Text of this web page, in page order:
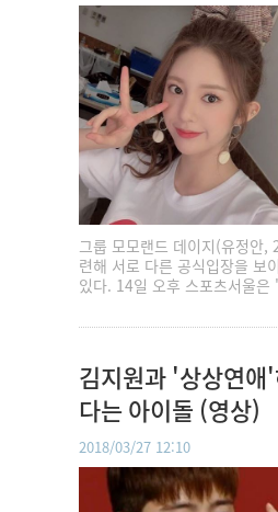
그룹 모모랜드 데이지(유정안
련해 서로 다른 공식입장을 보
있다. 14일 오후 스포츠서울은
김지원과 '상상연
다는 아이돌 (영상)
2018/03/27 12:10